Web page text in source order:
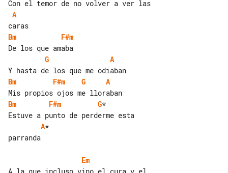
A
Bm
F#m
G
A
Bm
F#m G
A
Bm
F#m G*
A*
parranda
Em